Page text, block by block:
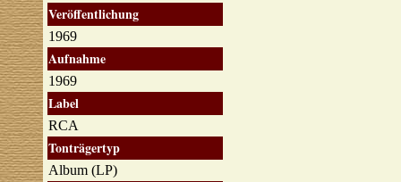
Veröffentlichung
1969
Aufnahme
1969
Label
RCA
Tonträgertyp
Album (LP)